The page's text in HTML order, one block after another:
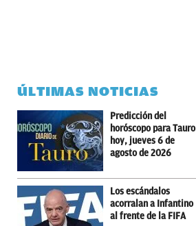
ÚLTIMAS NOTICIAS
Predicción del
horóscopo para Tauro
hoy, jueves 6 de
agosto de 2026
Los escándalos
acorralan a Infantino
al frente de la FIFA